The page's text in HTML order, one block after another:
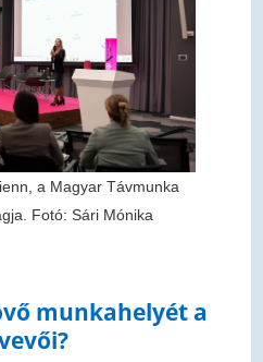
a Magyar Távmunka
Fotó: Sári Mónika
munkahelyét a